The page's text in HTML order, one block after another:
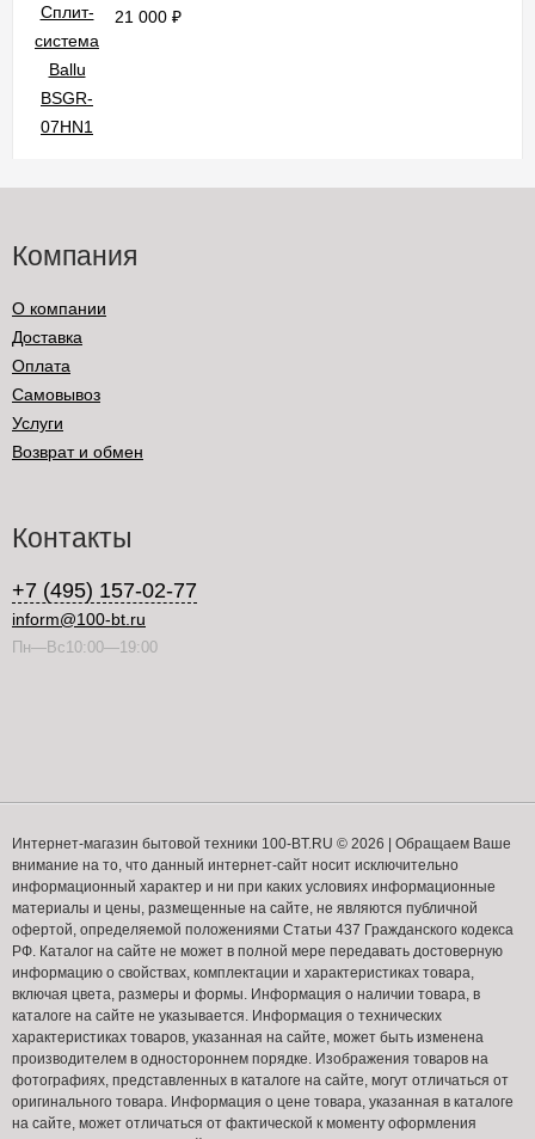
21 000 ₽
Компания
О компании
Доставка
Оплата
Самовывоз
Услуги
Возврат и обмен
Контакты
+7 (495) 157-02-77
inform@100-bt.ru
Пн—Вс10:00—19:00
Интернет-магазин бытовой техники 100-BT.RU © 2026 | Обращаем Ваше
внимание на то, что данный интернет-сайт носит исключительно
информационный характер и ни при каких условиях информационные
материалы и цены, размещенные на сайте, не являются публичной
офертой, определяемой положениями Статьи 437 Гражданского кодекса
РФ. Каталог на сайте не может в полной мере передавать достоверную
информацию о свойствах, комплектации и характеристиках товара,
включая цвета, размеры и формы. Информация о наличии товара, в
каталоге на сайте не указывается. Информация о технических
характеристиках товаров, указанная на сайте, может быть изменена
производителем в одностороннем порядке. Изображения товаров на
фотографиях, представленных в каталоге на сайте, могут отличаться от
оригинального товара. Информация о цене товара, указанная в каталоге
на сайте, может отличаться от фактической к моменту оформления